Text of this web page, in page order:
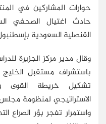
حوارات المشاركين في
حادث اغتيال الصحفي
القنصلية السعودية
وقال مدير مركز الجزيرة
باستشراف مستقبل
تشكيل خريطة القوى
الاستراتيجي لمنظومة مجلس
واستمرار تفجر بؤر الصراع